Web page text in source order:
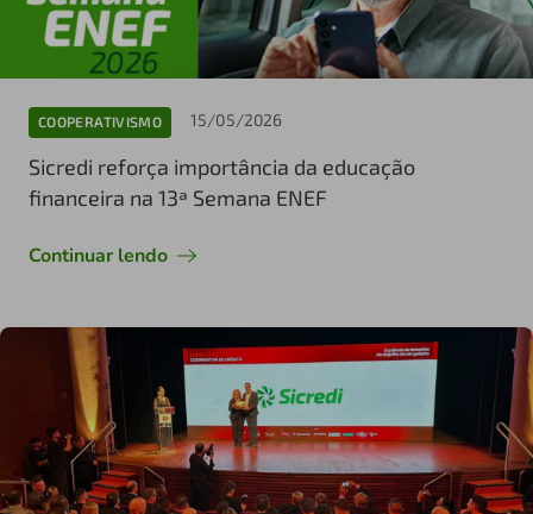
COOPERATIVISMO 15/05/2026
Sicredi reforça importância da educação
financeira na 13ª Semana ENEF
Continuar lendo